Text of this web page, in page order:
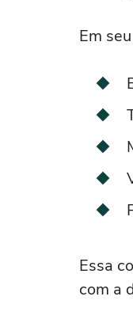
Em
Essa
com a